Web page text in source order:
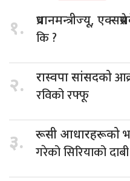
१. प्रधानमन्त्रीज्यू,
कि ?
२. रास्वपा सांसदको
रविको रफ्फू
३. रूसी आधारहरूको
गरेको सिरियाको दाबी